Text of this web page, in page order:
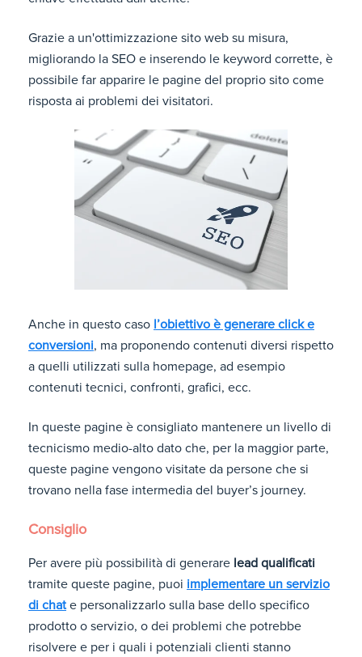
Grazie a un'ottimizzazione sito web su misura,
migliorando la SEO e inserendo le keyword corrette, è
possibile far apparire le pagine del proprio sito come
risposta ai problemi dei visitatori.
Anche in questo caso l’obiettivo è generare click e
conversioni, ma proponendo contenuti diversi rispetto
a quelli utilizzati sulla homepage, ad esempio
contenuti tecnici, confronti, grafici, ecc.
In queste pagine è consigliato mantenere un livello di
tecnicismo medio-alto dato che, per la maggior parte,
queste pagine vengono visitate da persone che si
trovano nella fase intermedia del buyer’s journey.
Consiglio
Per avere più possibilità di generare lead qualificati
tramite queste pagine, puoi implementare un servizio
di chate personalizzarlo sulla base dello specifico
prodotto o servizio, o dei problemi che potrebbe
risolvere e per i quali i potenziali clienti stanno